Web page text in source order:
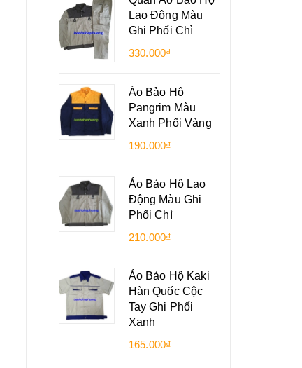
Lao Động Màu
Ghi Phối Chì
330.000₫
Áo Bảo Hộ
Pangrim Màu
Xanh Phối Vàng
190.000₫
Áo Bảo Hộ Lao
Động Màu Ghi
Phối Chì
210.000₫
Áo Bảo Hộ Kaki
Hàn Quốc Cộc
Tay Ghi Phối
Xanh
165.000₫